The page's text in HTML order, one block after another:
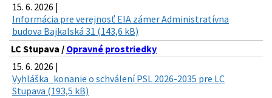
15. 6. 2026 |
Informácia pre verejnosť EIA zámer Administratívna
budova Bajkalská 31 (143,6 kB)
LC Stupava / Opravné prostriedky
15. 6. 2026 |
Vyhláška_konanie o schválení PSL 2026-2035 pre LC
Stupava (193,5 kB)